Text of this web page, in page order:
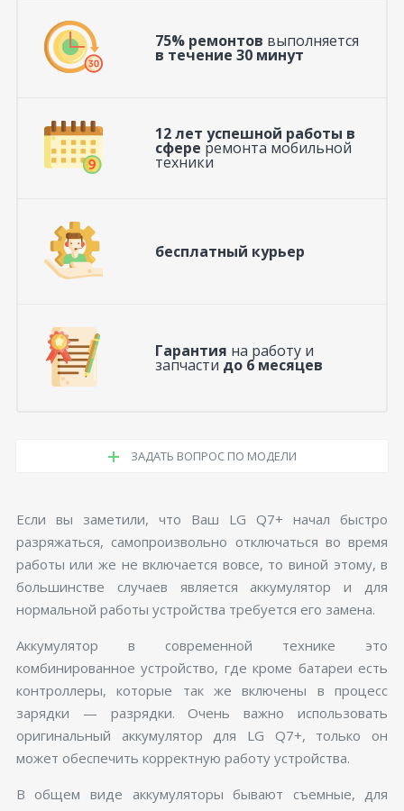
75% ремонтов выполняется
в течение 30 минут
12 лет успешной работы в
сфере ремонта мобильной
техники
бесплатный курьер
Гарантия на работу и
запчасти до 6 месяцев
ЗАДАТЬ ВОПРОС ПО МОДЕЛИ
Если вы заметили, что Ваш LG Q7+ начал быстро
разряжаться, самопроизвольно отключаться во время
работы или же не включается вовсе, то виной этому, в
большинстве случаев является аккумулятор и для
нормальной работы устройства требуется его замена.
Аккумулятор в современной технике это
комбинированное устройство, где кроме батареи есть
контроллеры, которые так же включены в процесс
зарядки — разрядки. Очень важно использовать
оригинальный аккумулятор для LG Q7+, только он
может обеспечить корректную работу устройства.
В общем виде аккумуляторы бывают съемные, для